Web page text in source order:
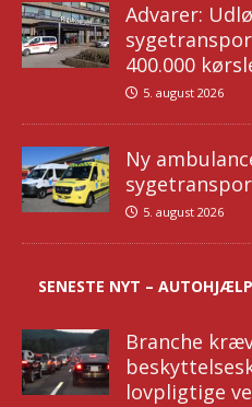
Advarer:
400.000
5. august 2026
Ny
5. august 2026
SENESTE NYT – AUTOHJÆLP
Branche
lovpligtige